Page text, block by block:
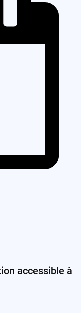
accessible à